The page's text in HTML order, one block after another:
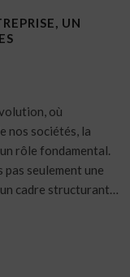
UN
où
nos sociétés, la
rôle fondamental.
pas seulement une
cadre structurant…